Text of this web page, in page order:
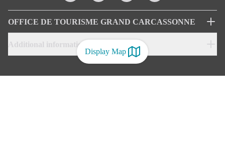
Display Map
OFFICE DE TOURISME GRAND CARCASSONNE
Additional informations